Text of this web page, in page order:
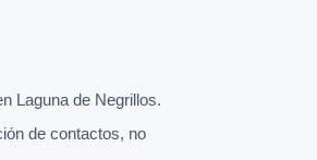
Laguna de Negrillos.
de contactos, no